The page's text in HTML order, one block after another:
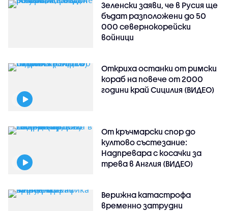
Зеленски заяви, че в Русия ще
бъдат разположени до 50
000 севернокорейски
войници
Откриха останки от римски
кораб на повече от 2000
години край Сицилия (ВИДЕО)
От кръчмарски спор до
култово състезание:
Надпревара с косачки за
трева в Англия (ВИДЕО)
Верижна катастрофа
временно затрудни